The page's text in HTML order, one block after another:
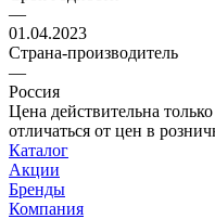
—
01.04.2023
Страна-производитель
—
Россия
Цена действительна
отличаться от цен в
Каталог
Акции
Бренды
Компания